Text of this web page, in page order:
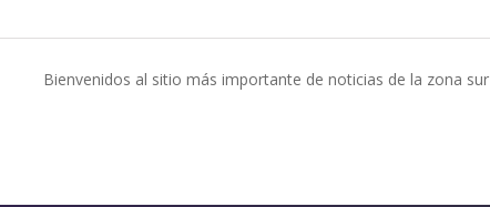
Bienvenidos al sitio más importante de noticias de la zona sur